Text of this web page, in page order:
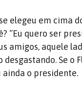
elegeu em cima
“Eu quero ser
amigos, aquele
Se o
o presidente.